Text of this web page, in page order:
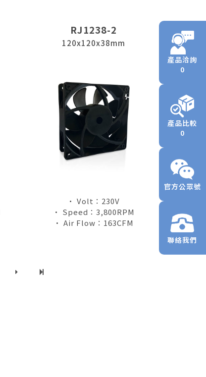
產品洽詢
0
產品比較
0
官方公眾號
聯絡我們
RJ1238-2
120x120x38mm
• Volt：230V
• Speed：3,800RPM
• Air Flow：163CFM